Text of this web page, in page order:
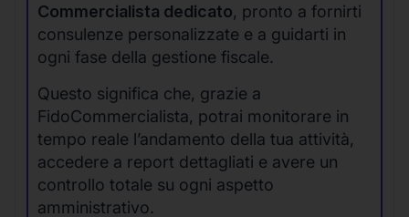
Commercialista dedicato, pronto a fornirti
consulenze personalizzate e a guidarti in
ogni fase della gestione fiscale.
Questo significa che, grazie a
FidoCommercialista, potrai monitorare in
tempo reale l’andamento della tua attività,
accedere a report dettagliati e avere un
controllo totale su ogni aspetto
amministrativo.